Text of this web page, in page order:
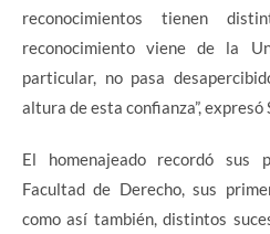
reconocimientos tienen
reconocimiento viene de la
particular, no pasa
altura de esta confianza”, expresó
El homenajeado recordó sus
Facultad de Derecho, sus
como así también, distintos